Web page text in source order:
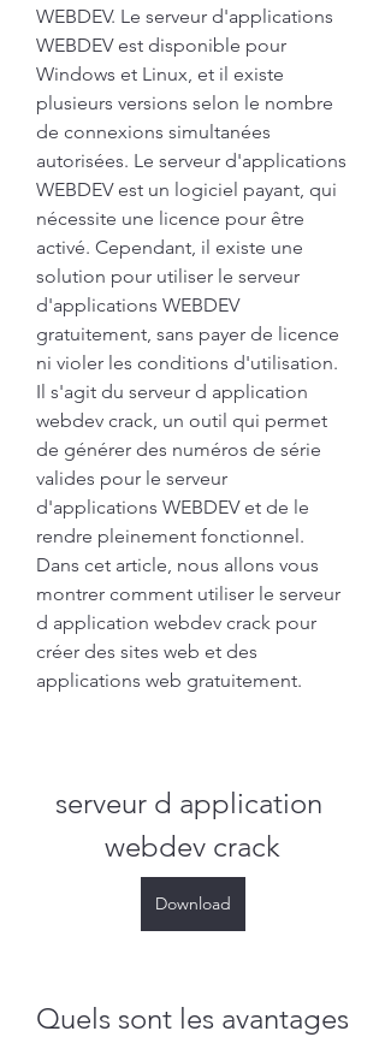
WEBDEV. Le serveur d'applications
WEBDEV est disponible pour
Windows et Linux, et il existe
plusieurs versions selon le nombre
de connexions simultanées
autorisées. Le serveur d'applications
WEBDEV est un logiciel payant, qui
nécessite une licence pour être
activé. Cependant, il existe une
solution pour utiliser le serveur
d'applications WEBDEV
gratuitement, sans payer de licence
ni violer les conditions d'utilisation.
Il s'agit du serveur d application
webdev crack, un outil qui permet
de générer des numéros de série
valides pour le serveur
d'applications WEBDEV et de le
rendre pleinement fonctionnel.
Dans cet article, nous allons vous
montrer comment utiliser le serveur
d application webdev crack pour
créer des sites web et des
applications web gratuitement.
serveur d application
webdev crack
Download
Quels sont les avantages